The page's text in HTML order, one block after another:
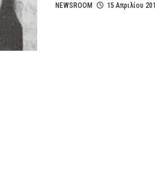
NEWSROOM 15 Απριλίου